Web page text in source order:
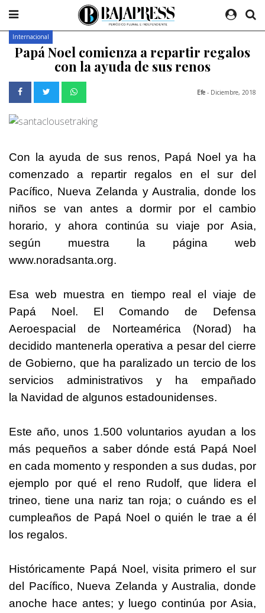
Internacional
Papá Noel comienza a repartir regalos
con la ayuda de sus renos
Efe - Diciembre, 2018
Con la ayuda de sus renos, Papá Noel ya ha
comenzado a repartir regalos en el sur del
Pacífico, Nueva Zelanda y Australia, donde los
niños se van antes a dormir por el cambio
horario, y ahora continúa su viaje por Asia,
según muestra la página web
www.noradsanta.org.
Esa web muestra en tiempo real el viaje de
Papá Noel. El Comando de Defensa
Aeroespacial de Norteamérica (Norad) ha
decidido mantenerla operativa a pesar del cierre
de Gobierno, que ha paralizado un tercio de los
servicios administrativos y ha empañado
la Navidad de algunos estadounidenses.
Este año, unos 1.500 voluntarios ayudan a los
más pequeños a saber dónde está Papá Noel
en cada momento y responden a sus dudas, por
ejemplo por qué el reno Rudolf, que lidera el
trineo, tiene una nariz tan roja; o cuándo es el
cumpleaños de Papá Noel o quién le trae a él
los regalos.
Históricamente Papá Noel, visita primero el sur
del Pacífico, Nueva Zelanda y Australia, donde
anoche hace antes; y luego continúa por Asia,